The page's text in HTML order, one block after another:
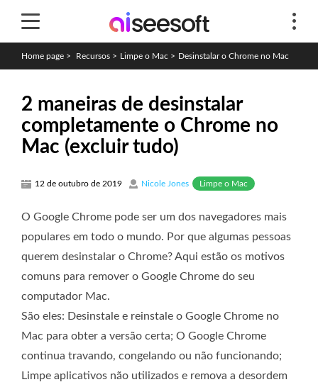
Home page > Recursos > Limpe o Mac > Desinstalar o Chrome no Mac
2 maneiras de desinstalar
completamente o Chrome no
Mac (excluir tudo)
12 de outubro de 2019 Nicole Jones Limpe o Mac
O Google Chrome pode ser um dos navegadores mais
populares em todo o mundo. Por que algumas pessoas
querem desinstalar o Chrome? Aqui estão os motivos
comuns para remover o Google Chrome do seu
computador Mac.
São eles: Desinstale e reinstale o Google Chrome no
Mac para obter a versão certa; O Google Chrome
continua travando, congelando ou não funcionando;
Limpe aplicativos não utilizados e remova a desordem